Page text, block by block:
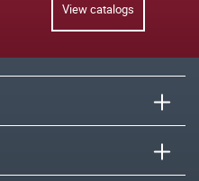
View catalogs